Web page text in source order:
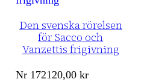
Den svenska rörelsen
för Sacco och
Vanzettis frigivning
Nr 172120,00kr